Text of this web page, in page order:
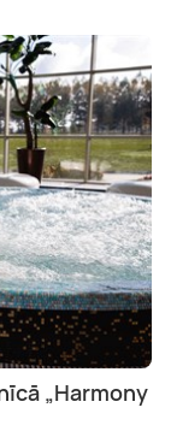
„Harmony